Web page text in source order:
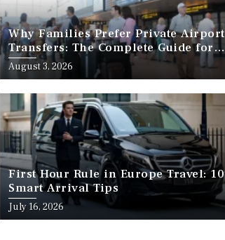
Why Families Prefer Private Airport
Transfers: The Complete Guide for
Stress-Free Family Travel
August 3, 2026
First Hour Rule in Europe Travel: 10
Smart Arrival Tips
July 16, 2026